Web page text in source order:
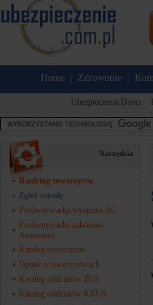
Home Zdrowotne
Ubezpieczenia Direct
Narzędzia
Ranking towarzystw
Zgłoś szkodę
Porównywarka wyłączeń AC
Porównywarka zakresów
Assistance
Katalog towarzystw
Opinie o towarzystwach
Katalog oddziałów ZUS
Katalog oddziałów KRUS